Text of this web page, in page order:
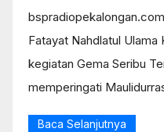
Fatayat Nahdlatul
kegiatan Gema Seribu
memperingati
Baca Selanjutnya